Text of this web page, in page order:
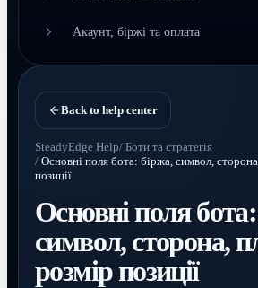
Акаунт, біржі та оплата
Back to help center
SteadyEdge Help/ Боти та стратегія
/ Основні поля бота: біржа, символ,
позиції
Основні поля
символ, сторона,
розмір позиції